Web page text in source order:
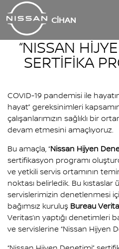
CİHAN
“NISSAN
SERTİFİKA
COVID-19 pandemisi ile
hayat” gereksinimleri
çalışanlarımızın sağlıklı bir
devam etmesini amaçlıyoruz.
Bu amaçla, “Nissan Hijyen
sertifikasyon programı
ve yetkili servis ortamının
noktası belirledik. Bu kıstaslar
servislerimizin denetlenmesi
bağımsız kuruluş Bureau
Veritas’ın yaptığı denetimleri
ve servislerine “Nissan Hijyen